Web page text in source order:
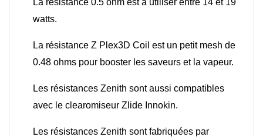
La résistance 0.5 ohm est à utiliser entre 14 et 19
watts.
La résistance Z Plex3D Coil est un petit mesh de
0.48 ohms pour booster les saveurs et la vapeur.
Les résistances Zenith sont aussi compatibles
avec le clearomiseur Zlide Innokin.
Les résistances Zenith sont fabriquées par